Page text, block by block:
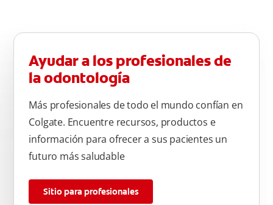
Ayudar a los profesionales de
la odontología
Más profesionales de todo el mundo confían en
Colgate. Encuentre recursos, productos e
información para ofrecer a sus pacientes un
futuro más saludable
Sitio para profesionales